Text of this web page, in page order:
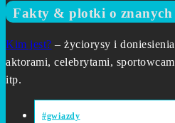
Fakty & plotki o znanych
Kim jest? – życiorysy i
aktorami, celebrytami,
itp.
#gwiazdy